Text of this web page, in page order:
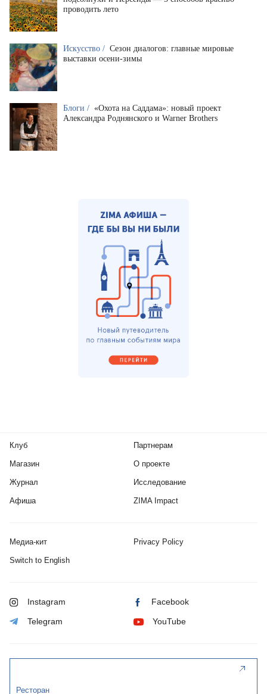
проводить лето
Искусство / Сезон диалогов: главные мировые
выставки осени-зимы
Блоги / «Охота на Саддама»: новый проект
Александра Роднянского и Warner Brothers
Клуб
Магазин
Журнал
Афиша
Партнерам
О проекте
Исследование
ZIMA Impact
Медиа-кит Privacy Policy
Switch to English
Instagram Facebook
Telegram YouTube
Ресторан